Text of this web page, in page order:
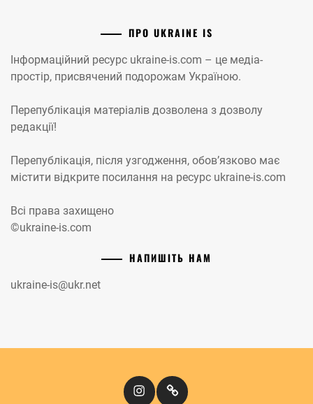
ПРО UKRAINE IS
Інформаційний ресурс ukraine-is.com – це медіа-
простір, присвячений подорожам Україною.
Перепублікація матеріалів дозволена з дозволу
редакції!
Перепублікація, після узгодження, обов’язково має
містити відкрите посилання на ресурс ukraine-is.com
Всі права захищено
©ukraine-is.com
НАПИШІТЬ НАМ
ukraine-is@ukr.net
InstagramКіномандри